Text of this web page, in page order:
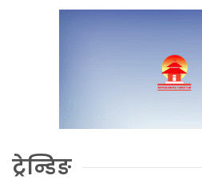
ट्रेन्डिङ